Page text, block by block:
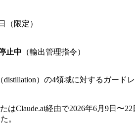
（限定）
止中 （輸出管理指令）
）の4領域に対するガー
はClaude.ai経由で2026年6月9日
。